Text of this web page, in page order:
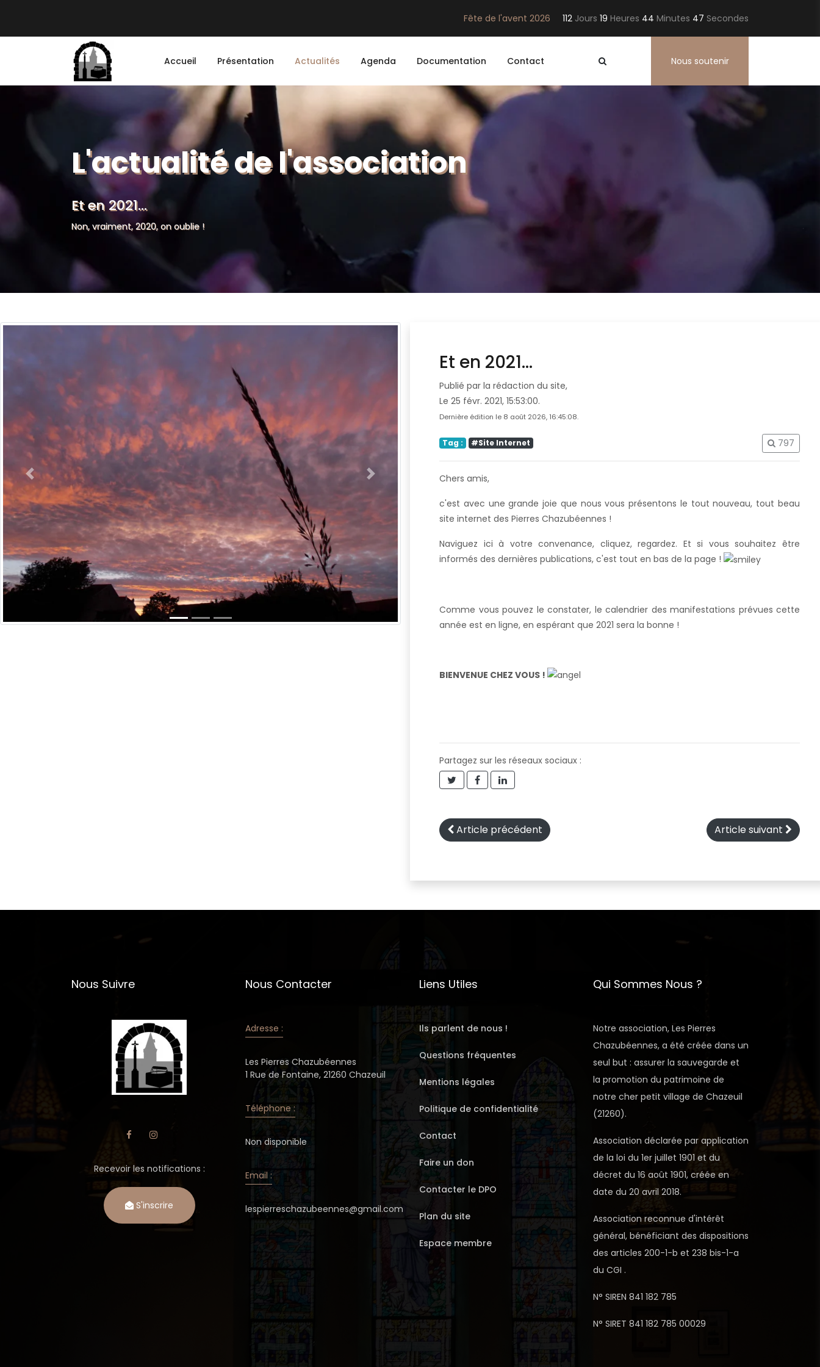
Fête de l'avent 2026 112 Jours 19Heures 44Minutes 45 Secondes
Accueil Présentation Actualités Agenda Documentation Contact Nous soutenir
L'actualité de l'association
Et en 2021...
Non, vraiment, 2020, on oublie !
Précédent Suivant
Et en 2021...
Publié par la rédaction du site,
Le 25 févr. 2021, 15:53:00.
Dernière édition le 8 août 2026, 16:45:08.
Tag : #Site Internet 797
Chers amis,
c'est avec une grande joie que nous vous présentons le tout nouveau, tout beau
site internet des Pierres Chazubéennes !
Naviguez ici à votre convenance, cliquez, regardez. Et si vous souhaitez être
informés des dernières publications, c'est tout en bas de la page !
Comme vous pouvez le constater, le calendrier des manifestations prévues cette
année est en ligne, en espérant que 2021 sera la bonne !
BIENVENUE CHEZ VOUS !
Partagez sur les réseaux sociaux :
Article précédent Article suivant
Nous Suivre
Recevoir les notifications :
S'inscrire
Nous Contacter
Adresse :
Les Pierres Chazubéennes
1 Rue de Fontaine, 21260 Chazeuil
Téléphone :
Non disponible
Email :
lespierreschazubeennes@gmail.com
Liens Utiles
Ils parlent de nous !
Questions fréquentes
Mentions légales
Politique de confidentialité
Contact
Faire un don
Contacter le DPO
Plan du site
Espace membre
Qui Sommes Nous ?
Notre association, Les Pierres
Chazubéennes, a été créée dans un
seul but : assurer la sauvegarde et
la promotion du patrimoine de
notre cher petit village de Chazeuil
(21260).
Association déclarée par application
de la loi du 1er juillet 1901 et du
décret du 16 août 1901, créée en
date du 20 avril 2018.
Association reconnue d'intérêt
général, bénéficiant des dispositions
des articles 200-1-b et 238 bis-1-a
du CGI .
N° SIREN 841 182 785
N° SIRET 841 182 785 00029